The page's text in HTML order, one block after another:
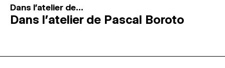
Dans l'atelier de...
Dans l’atelier de Pascal Boroto